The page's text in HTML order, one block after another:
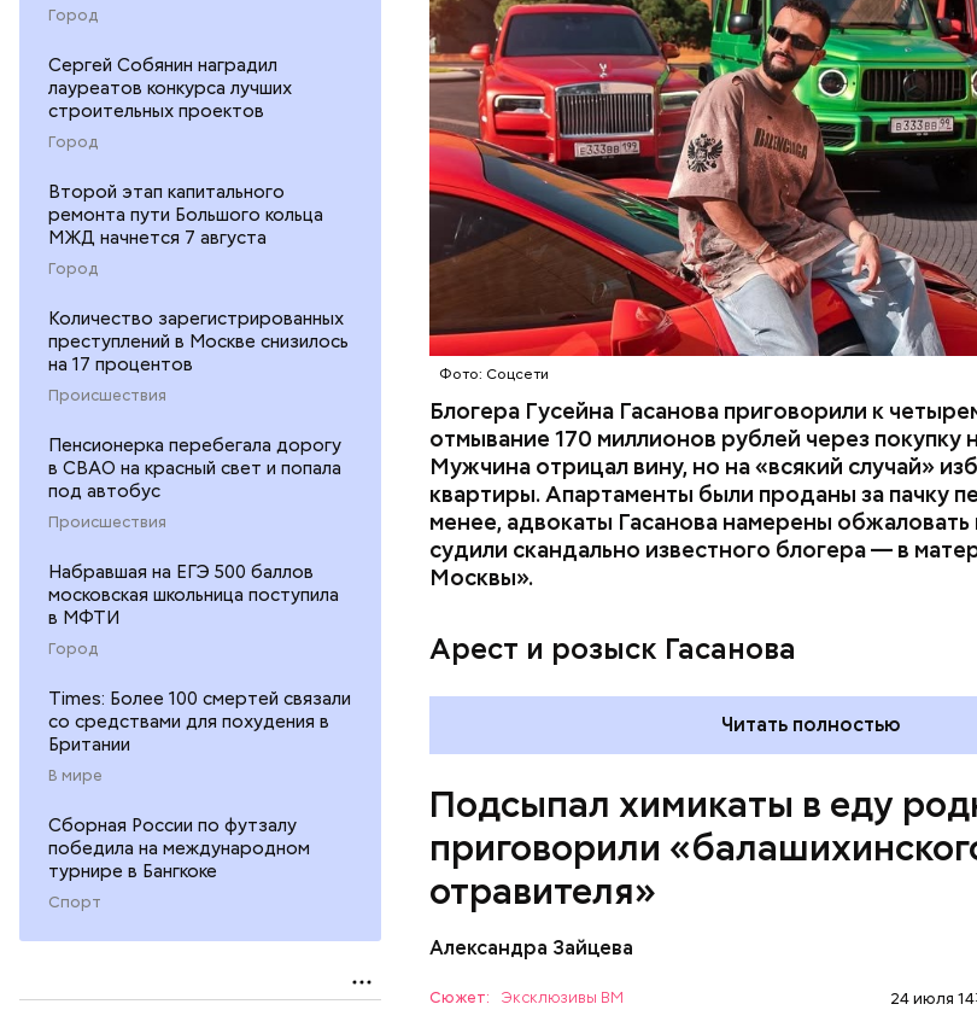
Город
Сергей Собянин наградил
лауреатов конкурса лучших
строительных проектов
Город
Второй этап капитального
ремонта пути Большого кольца
МЖД начнется 7 августа
Город
Количество зарегистрированных
преступлений в Москве снизилось
на 17 процентов
Происшествия
Пенсионерка перебегала дорогу
в СВАО на красный свет и попала
под автобус
Происшествия
Набравшая на ЕГЭ 500 баллов
московская школьница поступила
в МФТИ
Город
Times: Более 100 смертей связали
со средствами для похудения в
Британии
В мире
Сборная России по футзалу
победила на международном
турнире в Бангкоке
Спорт
Фото: Соцсети
Блогера Гусейна Гасанова приговорили к
отмывание 170 миллионов рублей через покупку
Мужчина отрицал вину, но на «всякий случай»
квартиры. Апартаменты были проданы за пачку
менее, адвокаты Гасанова намерены обжаловать
судили скандально известного блогера — в
Москвы».
Арест и розыск Гасанова
размере. В тот же день мужчинузаочно
Читать полностью
НАЛОГИ ПОИСК ЛЮДЕЙ ДЕНЬГИ
МВД
ГАСАН ГУСЕЙНОВ
Подсыпал химикаты в еду
приговорили
отравителя»
Александра Зайцева
Сюжет: Эксклюзивы ВМ 24 июля
Play
Видео: пресс-служба ГСУ СК по Московской области
Началось расследование. В квартире
скрытую камеру видеонаблюдения. На записи
потерпевших Артем Миссюра, который тайно
матери и отчима и подсыпал им в еду химикаты.
пищу ела его младшая сестра.